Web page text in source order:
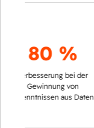
80 %
bei der
Gewinnung von
aus Daten